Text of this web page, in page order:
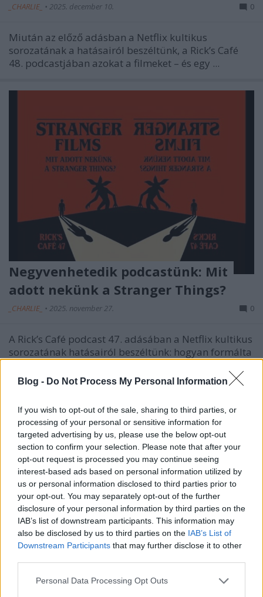
Blog - Do Not Process My Personal Information
If you wish to opt-out of the sale, sharing to third parties, or
processing of your personal or sensitive information for
targeted advertising by us, please use the below opt-out
section to confirm your selection. Please note that after your
opt-out request is processed you may continue seeing
interest-based ads based on personal information utilized by
us or personal information disclosed to third parties prior to
your opt-out. You may separately opt-out of the further
disclosure of your personal information by third parties on the
IAB’s list of downstream participants. This information may
also be disclosed by us to third parties on the IAB’s List of
Downstream Participants that may further disclose it to other
Please note that this website/app uses one or more Google
Personal Data Processing Opt Outs
_CHARLIE_ • 2025. december 10. 0
Miután az előző adásban a Netflix kultikus
sorozatának a hatásairól beszéltünk, a Rick’s Café
48. podcastjában azokat a filmeket – és egy ...
Negyvenhetedik podcastünk: Mit
adott nekünk a Stranger Things?
_CHARLIE_ • 2025. november 27. 0
A Rick’s Café podcast 47. adásában a Netflix kultikus
sorozatának hatásairól beszéltünk: hogyan formálta
Negyvenhatodik podcastünk: „Egy